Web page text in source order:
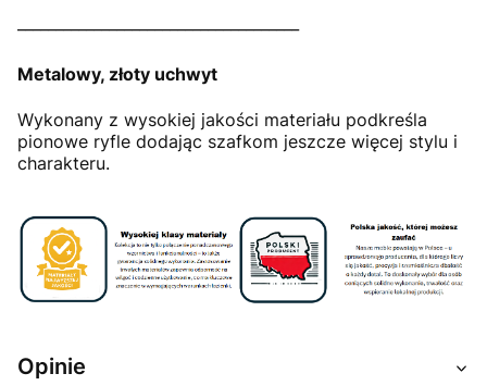
Metalowy, złoty uchwyt
Wykonany z wysokiej jakości materiału podkreśla
pionowe ryfle dodając szafkom jeszcze więcej stylu i
charakteru.
Opinie